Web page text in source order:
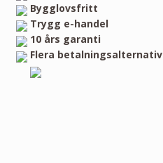
Bygglovsfritt
Trygg e-handel
10 års garanti
Flera betalningsalternativ